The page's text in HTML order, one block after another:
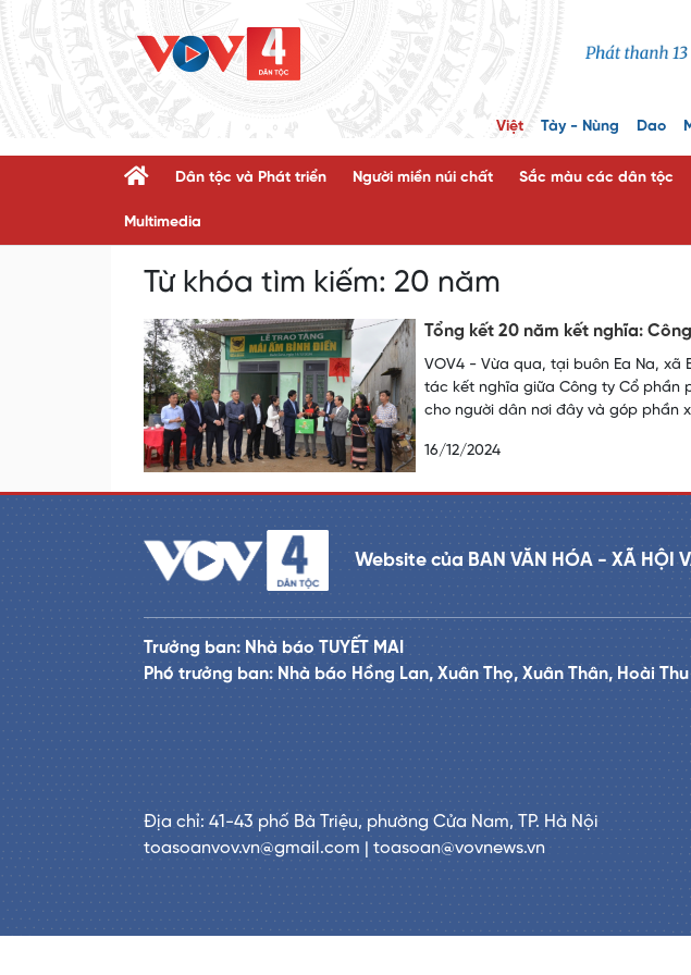
Việt Tày - Nùng Dao
Dân tộc và Phát triển Người miền núi chất Sắc màu các dân tộc
Multimedia
Từ khóa tìm kiếm: 20 năm
Tổng kết 20 năm kết nghĩa:
VOV4 - Vừa qua, tại buôn Ea Na, xã
tác kết nghĩa giữa Công ty Cổ phần
cho người dân nơi đây và góp phần
16/12/2024
Website của BAN VĂN HÓA - XÃ HỘI
Trưởng ban: Nhà báo TUYẾT MAI
Phó trưởng ban: Nhà báo Hồng Lan, Xuân Thọ, Xuân Thân, Hoài Thu
Địa chỉ: 41-43 phố Bà Triệu, phường Cửa Nam, TP. Hà Nội
toasoanvov.vn@gmail.com | toasoan@vovnews.vn